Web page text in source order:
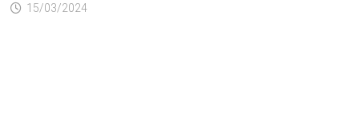
15/03/2024